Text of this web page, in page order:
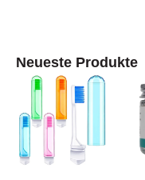
Neueste Produkte